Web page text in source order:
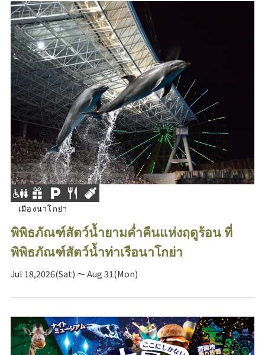
เมืองนาโกย่า
พิพิธภัณฑ์สัตว์น้ำยามค่ำคืนแห่งฤดูร้อน ที่
พิพิธภัณฑ์สัตว์น้ำท่าเรือนาโกย่า
Jul 18,2026(Sat) ～ Aug 31(Mon)